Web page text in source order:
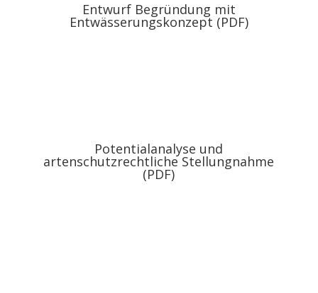
Entwurf Begründung mit
Entwässerungskonzept (PDF)
Potentialanalyse und
artenschutzrechtliche Stellungnahme
(PDF)